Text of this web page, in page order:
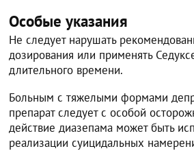
Особые указания
Не следует нарушать
дозирования или применять
длительного времени.
Больным с тяжелыми формами
препарат следует с особой
действие диазепама может быть
реализации суицидальных